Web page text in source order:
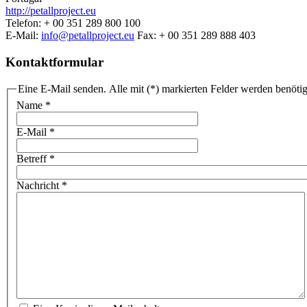
http://petallproject.eu
Telefon: + 00 351 289 800 100
E-Mail: info@petallproject.eu Fax: + 00 351 289 888 403
Kontaktformular
Eine E-Mail senden. Alle mit (*) markierten Felder werden
Name *
E-Mail *
Betreff*
Nachricht *